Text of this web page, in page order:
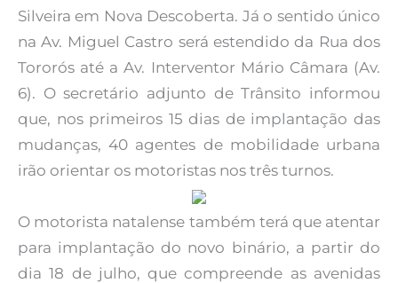
Silveira em Nova Descoberta. Já o sentido único
na Av. Miguel Castro será estendido da Rua dos
Tororós até a Av. Interventor Mário Câmara (Av.
6). O secretário adjunto de Trânsito informou
que, nos primeiros 15 dias de implantação das
mudanças, 40 agentes de mobilidade urbana
irão orientar os motoristas nos três turnos.
O motorista natalense também terá que atentar
para implantação do novo binário, a partir do
dia 18 de julho, que compreende as avenidas